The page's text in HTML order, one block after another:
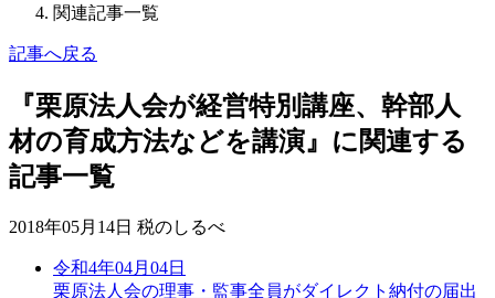
関連記事一覧
記事へ戻る
『栗原法人会が経営特別講座、幹部人
材の育成方法などを講演』に関連する
記事一覧
2018年05月14日 税のしるべ
令和4年04月04日
栗原法人会の理事・監事全員がダイレクト納付の届出